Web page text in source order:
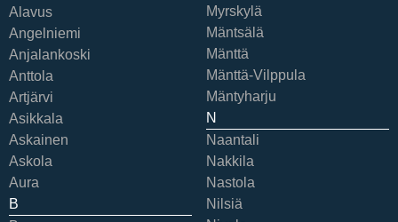
Alavus
Angelniemi
Anjalankoski
Anttola
Artjärvi
Asikkala
Askainen
Askola
Aura
B
Myrskylä
Mäntsälä
Mänttä
Mänttä-Vilppula
Mäntyharju
N
Naantali
Nakkila
Nastola
Nilsiä